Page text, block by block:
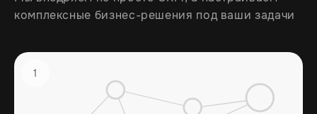
комплексные бизнес-решения под ваши задачи
1